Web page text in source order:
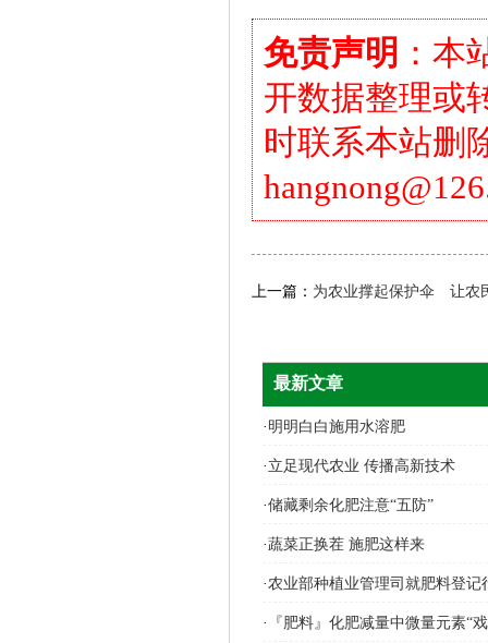
免责声明 ：本
开数据整理或
时联系本站删
上一篇： 为农业撑起保护伞 让农
最新文章
· 明明白白施用水溶肥
· 立足现代农业 传播高新技术
·储藏剩余化肥注意“五防”
·蔬菜正换茬 施肥这样来
·农业部种植业管理司就肥料登记
· 『肥料』化肥减量中微量元素“